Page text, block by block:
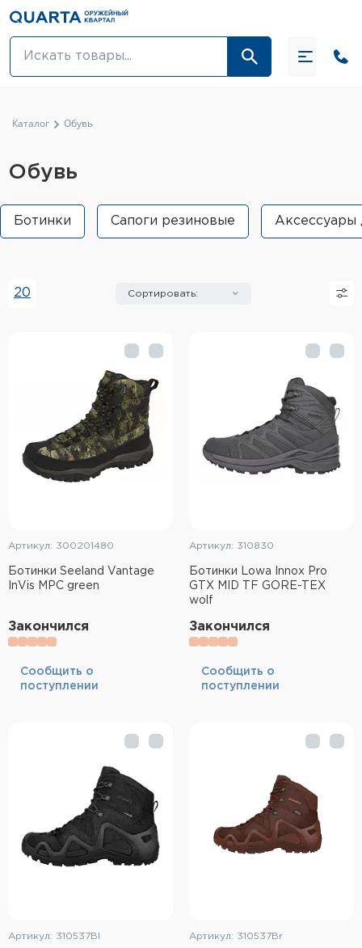
Оптовикам
Оружие и патроны
Одежда
Тюнинг оружия и ЗИП
Тактическое снаряжение
Высокоточная стрельба
Спортивная стрельба
Пневматика
Инструмент для заточки
Кобуры и системы ношения
Кейсы и ящики для патронов и
снаряжения
Элементы питания и зарядные
Охотничье снаряжение
Ремни, патронташи и подсумки
Фонари и ЛЦУ
Каталог Обувь
Обувь
Ботинки Сапоги резиновые Аксессуары
Сортировать:
20
Артикул: 300201480
Ботинки Seeland Vantage
InVis MPC green
Закончился
Cообщить о
поступлении
Артикул: 310830
Ботинки Lowa Innox Pro
GTX MID TF GORE-TEX
wolf
Закончился
Cообщить о
поступлении
Артикул: 310537Bl Артикул: 310537Br